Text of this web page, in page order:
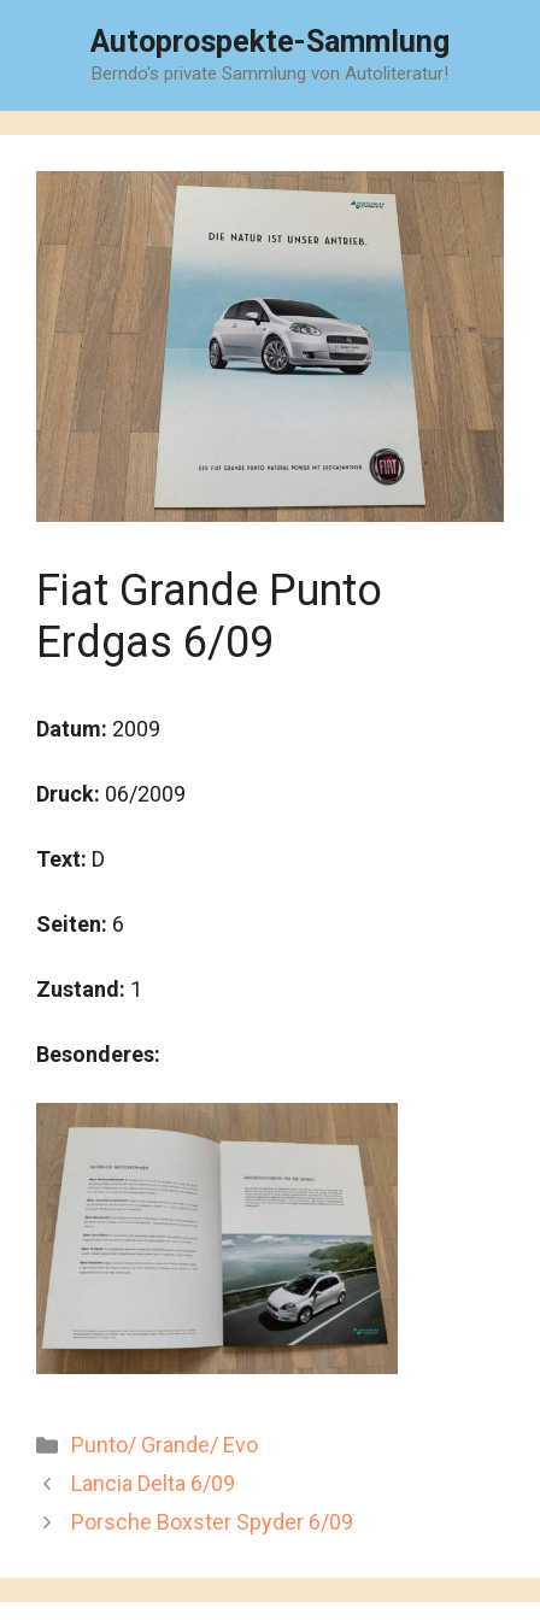
Autoprospekte-Sammlung
Berndo's private Sammlung von Autoliteratur!
Fiat Grande Punto
Erdgas 6/09
Datum: 2009
Druck: 06/2009
Text: D
Seiten: 6
Zustand: 1
Besonderes:
Kategorien
Punto/ Grande/ Evo
Lancia Delta 6/09
Porsche Boxster Spyder 6/09